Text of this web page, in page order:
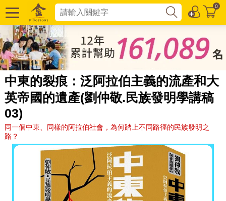
0
中東的裂痕：泛阿拉伯主義的流產和大
英帝國的遺產(劉仲敬.民族發明學講稿
03)
同一個中東、同樣的阿拉伯社會，為何踏上不同路徑的民族發明之
路？